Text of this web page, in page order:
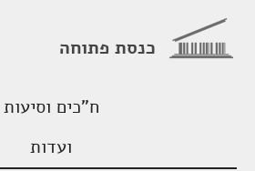
כנסת פתוחה
ח"כים וסיעות
ועדות